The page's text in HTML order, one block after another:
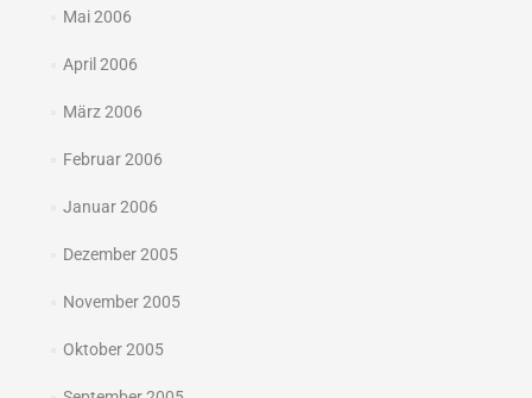
Mai 2006
April 2006
März 2006
Februar 2006
Januar 2006
Dezember 2005
November 2005
Oktober 2005